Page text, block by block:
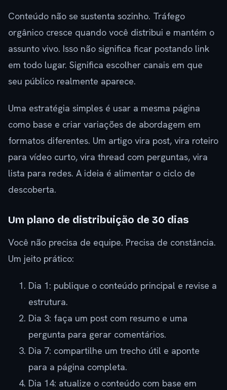
Conteúdo não se sustenta sozinho. Tráfego
orgânico cresce quando você distribui e mantém o
assunto vivo. Isso não significa ficar postando link
em todo lugar. Significa escolher canais em que
seu público realmente aparece.
Uma estratégia simples é usar a mesma página
como base e criar variações de abordagem em
formatos diferentes. Um artigo vira post, vira roteiro
para vídeo curto, vira thread com perguntas, vira
lista para redes. A ideia é alimentar o ciclo de
descoberta.
Um plano de distribuição de 30 dias
Você não precisa de equipe. Precisa de constância.
Um jeito prático:
Dia 1: publique o conteúdo principal e revise a
estrutura.
Dia 3: faça um post com resumo e uma
pergunta para gerar comentários.
Dia 7: compartilhe um trecho útil e aponte
para a página completa.
Dia 14: atualize o conteúdo com base em